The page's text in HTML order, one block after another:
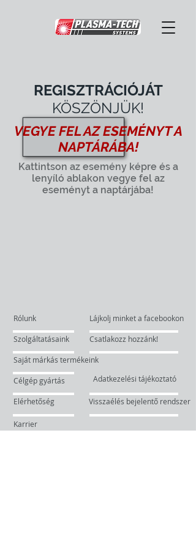
REGISZTRÁCIÓJÁT
KÖSZÖNJÜK!
VEGYE FEL AZ ESEMÉNYT A
NAPTÁRÁBA!
Kattintson az esemény képre és a
lenyíló ablakon vegye fel az
eseményt a naptárjába!
Rólunk
Szolgáltatásaink
Saját márkás termékeink
Célgép gyártás
Elérhetőség
Karrier
Lájkolj minket a facebookon
Csatlakozz hozzánk!
Adatkezelési tájékoztató
Visszaélés bejelentő rendszer